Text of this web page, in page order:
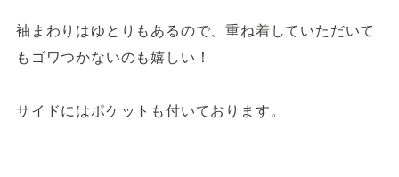
袖まわりはゆとりもあるので、重ね着していただいて
もゴワつかないのも嬉しい！
サイドにはポケットも付いております。